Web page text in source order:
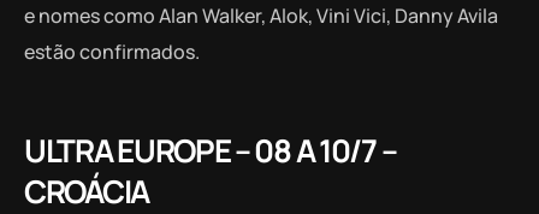
e nomes como Alan Walker, Alok, Vini Vici, Danny Avila
estão confirmados.
ULTRA EUROPE – 08 A 10/7 –
CROÁCIA